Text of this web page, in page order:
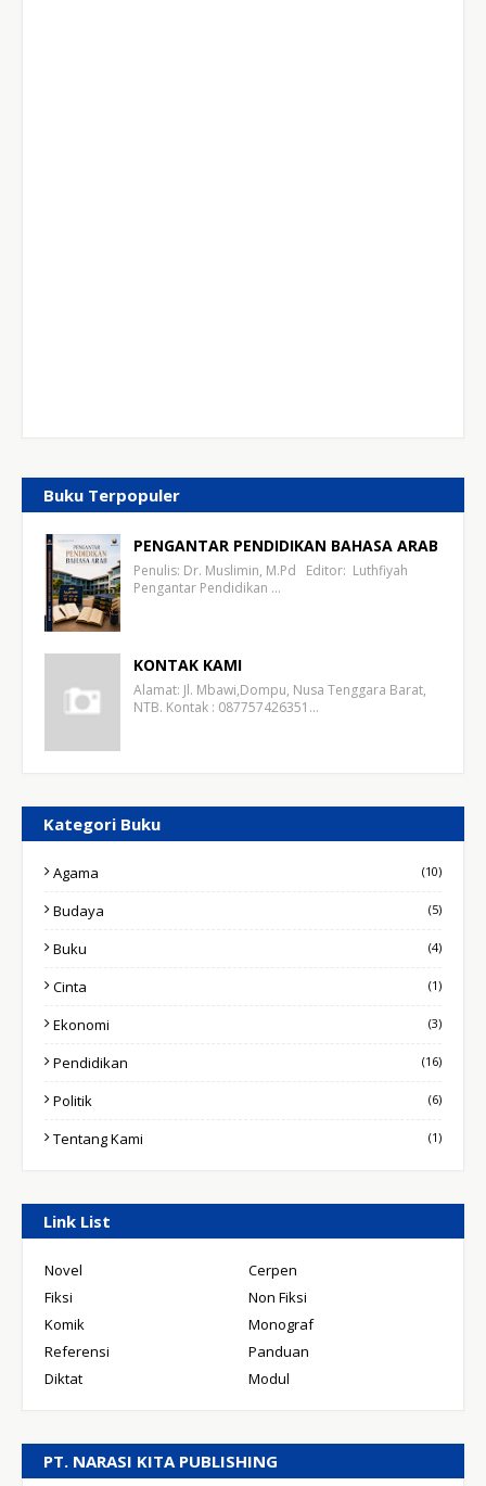
Buku Terpopuler
PENGANTAR PENDIDIKAN BAHASA ARAB
Penulis: Dr. Muslimin, M.Pd Editor: Luthfiyah
Pengantar Pendidikan …
KONTAK KAMI
Alamat: Jl. Mbawi,Dompu, Nusa Tenggara Barat,
NTB. Kontak : 087757426351…
Kategori Buku
Agama (10)
Budaya (5)
Buku (4)
Cinta (1)
Ekonomi (3)
Pendidikan (16)
Politik (6)
Tentang Kami (1)
Link List
Novel
Cerpen
Fiksi
Non Fiksi
Komik
Monograf
Referensi
Panduan
Diktat
Modul
PT. NARASI KITA PUBLISHING